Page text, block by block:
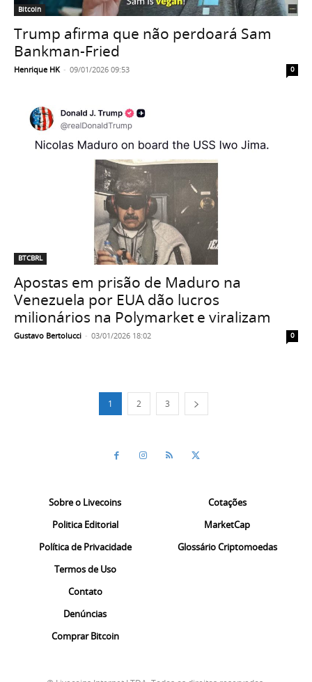
Bitcoin
Trump afirma que não perdoará Sam
Bankman-Fried
Henrique HK - 09/01/2026 09:53 0
BTCBRL
Apostas em prisão de Maduro na
Venezuela por EUA dão lucros
milionários na Polymarket e viralizam
Gustavo Bertolucci - 03/01/2026 18:02 0
1 2 3
Sobre o Livecoins
Politica Editorial
Política de Privacidade
Termos de Uso
Contato
Denúncias
Comprar Bitcoin
Cotações
MarketCap
Glossário Criptomoedas